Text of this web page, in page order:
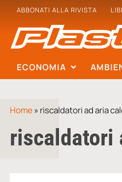
ABBONATI ALLA RIVISTA
ECONOMIA
Home» riscaldatori ad aria
riscaldatori